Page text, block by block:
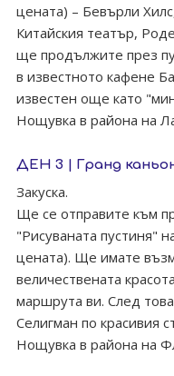
цената) – Бевърли
Китайския театър,
ще продължите през
в известното кафене
известен още като
Нощувка в района на
ДЕН 3 | Гранд
Закуска.
Ще се отправите към
"Рисуваната пустиня"
цената). Ще имате
величествената
маршрута ви. След
Селигман по красивия
Нощувка в района на